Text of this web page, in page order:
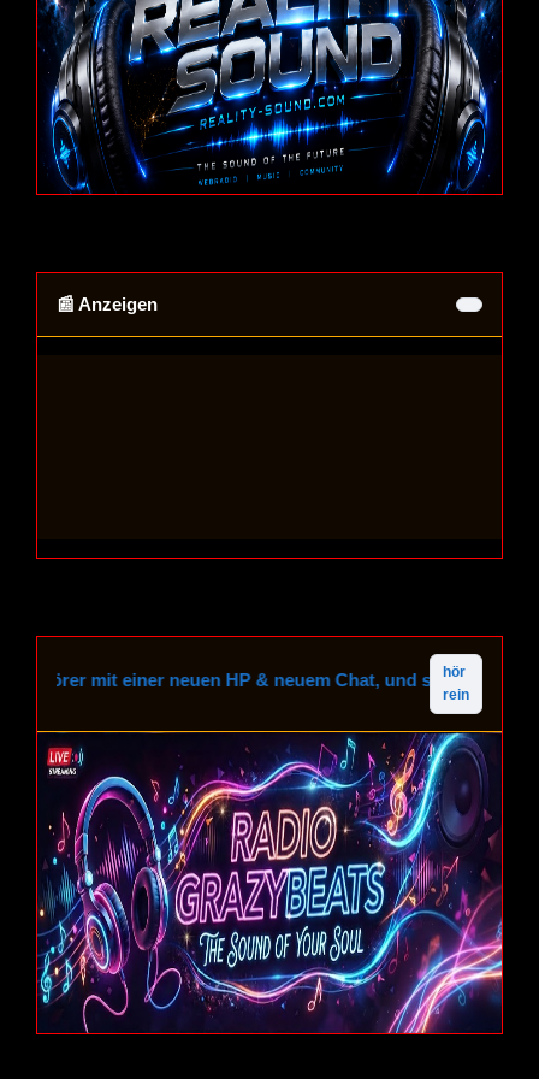
📰 Anzeigen
mit einer neuen HP & neuem Chat, und sind jetzt auch
hör
rein